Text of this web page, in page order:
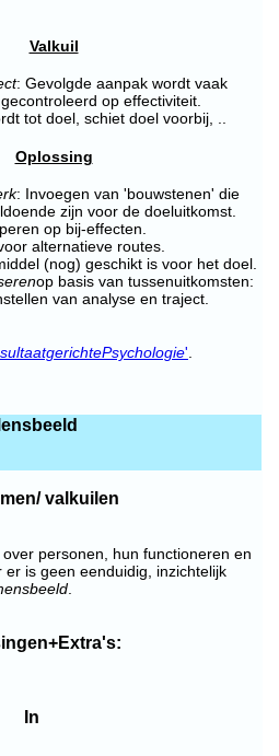
Valkuil
: Gevolgde aanpak wordt vaak
op effectiviteit.
tot doel, schiet doel voorbij, ..
Oplossing
: Invoegen van 'bouwstenen' die
zijn voor de doeluitkomst.
op bij-effecten.
alternatieve routes.
(nog) geschikt is voor het doel.
op basis van tussenuitkomsten:
van analyse en traject.
Psychologie'.
valkuilen
personen, hun functioneren en
er is geen eenduidig, inzichtelijk
In